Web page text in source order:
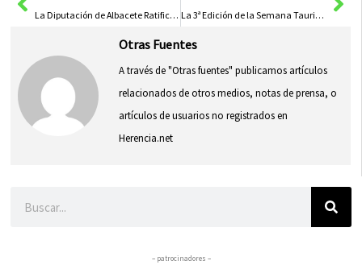
La Diputación de Albacete Ratifica su Apoyo a la Semana Santa de El Bonillo en el Pregón del 2026 La 3ª Edición de la Semana Taurino-Cultural Regresa a Albacete del 7 al 11 de abril
Otras Fuentes
A través de "Otras fuentes" publicamos artículos
relacionados de otros medios, notas de prensa, o
artículos de usuarios no registrados en
Herencia.net
– patrocinadores –